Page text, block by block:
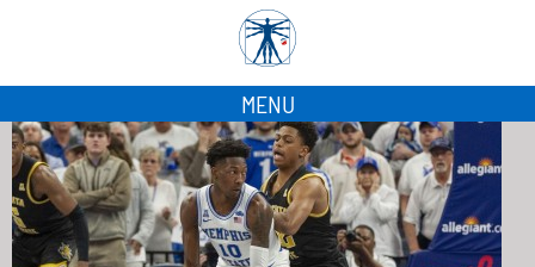
MENU